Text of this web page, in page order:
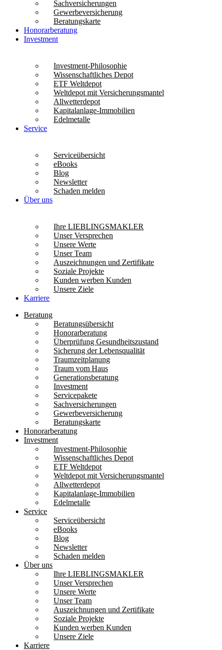
Sachversicherungen
Gewerbeversicherung
Beratungskarte
Honorarberatung
Investment
Investment-Philosophie
Wissenschaftliches Depot
ETF Weltdepot
Weltdepot mit Versicherungsmantel
Allwetterdepot
Kapitalanlage-Immobilien
Edelmetalle
Service
Serviceübersicht
eBooks
Blog
Newsletter
Schaden melden
Über uns
Ihre LIEBLINGSMAKLER
Unser Versprechen
Unsere Werte
Unser Team
Auszeichnungen und Zertifikate
Soziale Projekte
Kunden werben Kunden
Unsere Ziele
Karriere
Beratung
Beratungsübersicht
Honorarberatung
Überprüfung Gesundheitszustand
Sicherung der Lebensqualität
Traumzeitplanung
Traum vom Haus
Generationsberatung
Investment
Servicepakete
Sachversicherungen
Gewerbeversicherung
Beratungskarte
Honorarberatung
Investment
Investment-Philosophie
Wissenschaftliches Depot
ETF Weltdepot
Weltdepot mit Versicherungsmantel
Allwetterdepot
Kapitalanlage-Immobilien
Edelmetalle
Service
Serviceübersicht
eBooks
Blog
Newsletter
Schaden melden
Über uns
Ihre LIEBLINGSMAKLER
Unser Versprechen
Unsere Werte
Unser Team
Auszeichnungen und Zertifikate
Soziale Projekte
Kunden werben Kunden
Unsere Ziele
Karriere